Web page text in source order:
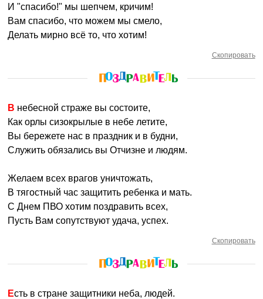
И "спасибо!" мы шепчем, кричим!
Вам спасибо, что можем мы смело,
Делать мирно всё то, что хотим!
Скопировать
В небесной страже вы состоите,
Как орлы сизокрылые в небе летите,
Вы бережете нас в праздник и в будни,
Служить обязались вы Отчизне и людям.
Желаем всех врагов уничтожать,
В тягостный час защитить ребенка и мать.
С Днем ПВО хотим поздравить всех,
Пусть Вам сопутствуют удача, успех.
Скопировать
Есть в стране защитники неба, людей.